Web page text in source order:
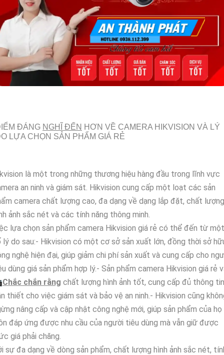
ĐÁNG NGHĨ ĐẾN HƠN VỀ CAMERA HIKVISION VÀ LÝ
LỰA CHỌN SẢN PHẨM GIÁ RẺ
là một trong những thương hiệu hàng đầu trong lĩnh vực
an ninh và giám sát. Hikvision cung cấp một loạt các sản
camera chất lượng cao, đa dạng về dạng lắp đặt, chất lượng
ảnh sắc nét và các tính năng thông minh.
lựa chọn sản phẩm camera Hikvision giá rẻ có thể đến từ một
lý do sau:- Hikvision có một cơ sở sản xuất lớn, đồng thời sở
nghệ hiện đại, giúp giảm chi phí sản xuất và cung cấp cho
dùng giá sản phẩm hợp lý.- Sản phẩm camera Hikvision giá rẻ
Chắc chắn rằng chất lượng hình ảnh tốt, cung cấp đủ thông tin
thiết cho việc giám sát và bảo vệ an ninh.- Hikvision cũng
nâng cấp và cập nhật công nghệ mới, giúp sản phẩm của họ
đáp ứng được nhu cầu của người tiêu dùng mà vẫn giữ được
giá phải chăng.
sự đa dạng về dòng sản phẩm, chất lượng hình ảnh sắc nét,